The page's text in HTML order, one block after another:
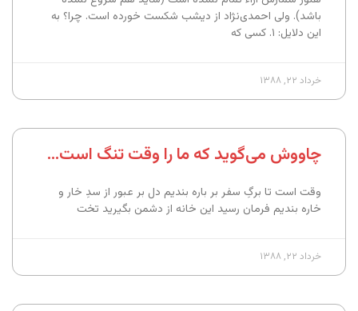
باشد). ولی احمدی‌نژاد از دیشب شکست خورده است. چرا؟ به
این دلایل: ۱. کسی که
خرداد ۲۲, ۱۳۸۸
چاووش می‌گوید که ما را وقت تنگ است…
وقت است تا برگِ سفر بر باره بندیم دل بر عبور از سدِ خار و
خاره بندیم فرمان رسید این خانه از دشمن بگیرید تخت
خرداد ۲۲, ۱۳۸۸